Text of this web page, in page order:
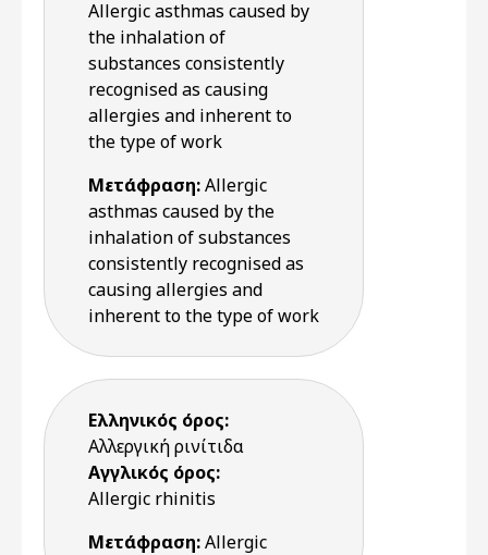
Allergic asthmas caused by
the inhalation of
substances consistently
recognised as causing
allergies and inherent to
the type of work
Μετάφραση:Allergic
asthmas caused by the
inhalation of substances
consistently recognised as
causing allergies and
inherent to the type of work
Ελληνικός όρος:
Αλλεργική ρινίτιδα
Αγγλικός όρος:
Allergic rhinitis
Μετάφραση:Allergic